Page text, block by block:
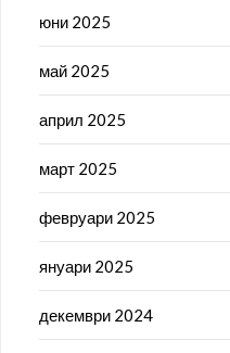
юни 2025
май 2025
април 2025
март 2025
февруари 2025
януари 2025
декември 2024